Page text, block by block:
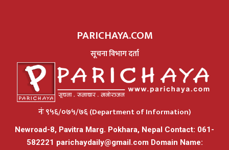
PARICHAYA.COM
सूचना विभाग दर्ता
नंः ९५६/०७५/७६ (Department of Information)
Newroad-8, Pavitra Marg. Pokhara, Nepal Contact: 061-
582221 parichaydaily@gmail.comDomain Name: